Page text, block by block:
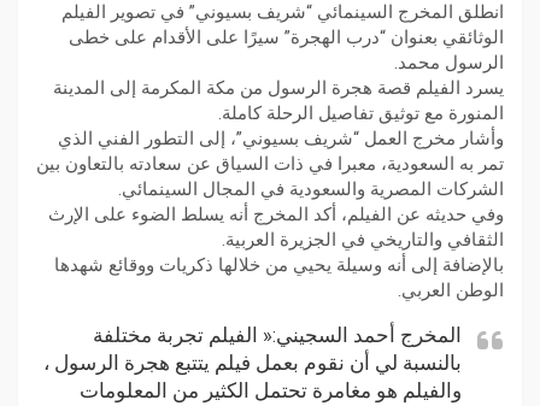
انطلق المخرج السينمائي “شريف بسيوني” في تصوير الفيلم
الوثائقي بعنوان “درب الهجرة” سيرًا على الأقدام على خطى
الرسول محمد.
يسرد الفيلم قصة هجرة الرسول من مكة المكرمة إلى المدينة
المنورة مع توثيق تفاصيل الرحلة كاملة.
وأشار مخرج العمل “شريف بسيوني”، إلى التطور الفني الذي
تمر به السعودية، معبرا في ذات السياق عن سعادته بالتعاون بين
الشركات المصرية والسعودية في المجال السينمائي.
وفي حديثه عن الفيلم، أكد المخرج أنه يسلط الضوء على الإرث
الثقافي والتاريخي في الجزيرة العربية.
بالإضافة إلى أنه وسيلة يحيي من خلالها ذكريات ووقائع شهدها
الوطن العربي.
المخرج أحمد السجيني:« الفيلم تجربة مختلفة
بالنسبة لي أن نقوم بعمل فيلم يتتبع هجرة الرسول ،
والفيلم هو مغامرة تحتمل الكثير من المعلومات